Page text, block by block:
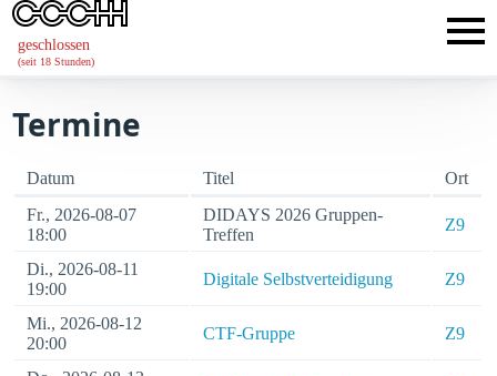
geschlossen
(seit 18 Stunden)
Termine
Datum Titel
Ort
Fr., 2026-08-07
18:00
DIDAYS 2026 Gruppen-
Treffen
Z9
Di., 2026-08-11
19:00
Digitale Selbstverteidigung Z9
Mi., 2026-08-12
20:00
CTF-Gruppe Z9